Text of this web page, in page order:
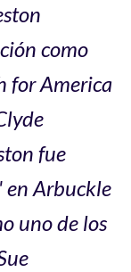
como
for America
fue
en Arbuckle
uno de los